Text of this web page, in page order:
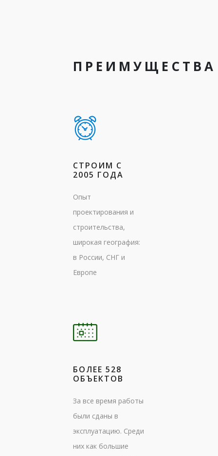
ПРЕИМУЩЕСТВА
СТРОИМ С
2005 ГОДА
Опыт
проектирования и
строительства,
широкая география:
в России, СНГ и
Европе
БОЛЕЕ 528
ОБЪЕКТОВ
За все время работы
были сданы в
эксплуатацию. Среди
них как большие